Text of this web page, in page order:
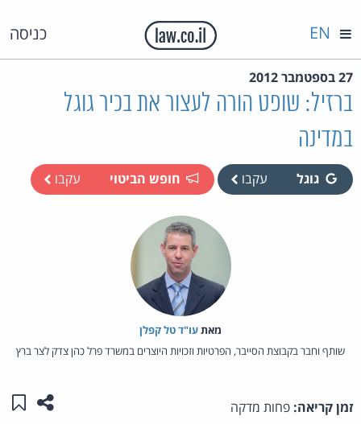
כניסה EN
27 בספטמבר 2012
ברזיל: שופט הורה לעצור את בכיר גוגל
במדינה
גוגל עקבו חופש הביטוי עקבו
מאת‏עו"ד טל קפלן
שותף וחבר בקבוצת הסייבר, הפרטיות וזכויות היוצרים במשרד פרל כהן צדק לצר ברץ
זמן קריאה: פחות מדקה שתפו